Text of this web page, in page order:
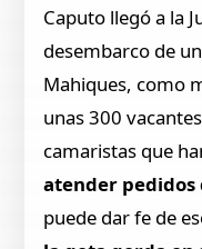
Caputo llegó a la
desembarco de
Mahiques, como
unas 300
camaristas que
atender pedidos
puede dar fe de